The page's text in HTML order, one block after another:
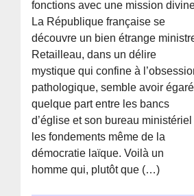
fonctions avec une mission
La République française se
découvre un bien étrange
Retailleau, dans un délire
mystique qui confine à
pathologique, semble avoir égaré
quelque part entre les bancs
d’église et son bureau ministériel
les fondements même de la
démocratie laïque. Voilà un
homme qui, plutôt que (…)